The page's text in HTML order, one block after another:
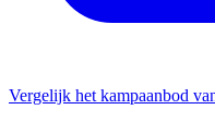
Vergelijk het kampaanbod